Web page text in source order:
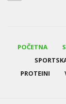
POČETNA
PROTEINI